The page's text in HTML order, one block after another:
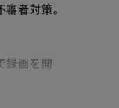
者対策。
録画を開